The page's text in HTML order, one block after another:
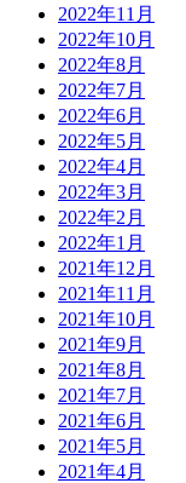
2022年11月
2022年10月
2022年8月
2022年7月
2022年6月
2022年5月
2022年4月
2022年3月
2022年2月
2022年1月
2021年12月
2021年11月
2021年10月
2021年9月
2021年8月
2021年7月
2021年6月
2021年5月
2021年4月